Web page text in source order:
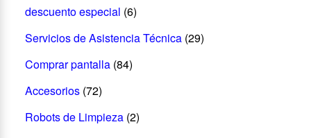
descuento especial (6)
Servicios de Asistencia Técnica (29)
Comprar pantalla (84)
Accesorios (72)
Robots de Limpieza (2)